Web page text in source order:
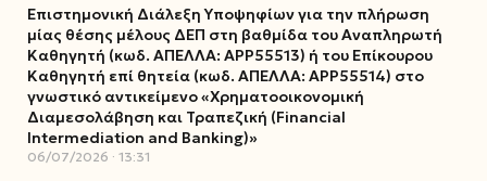
Επιστημονική Διάλεξη Υποψηφίων για την πλήρωση
μίας θέσης μέλους ΔΕΠ στη βαθμίδα του Αναπληρωτή
Καθηγητή (κωδ. ΑΠΕΛΛΑ: ΑΡΡ55513) ή του Επίκουρου
Καθηγητή επί θητεία (κωδ. ΑΠΕΛΛΑ: ΑΡΡ55514) στο
γνωστικό αντικείμενο «Χρηματοοικονομική
Διαμεσολάβηση και Τραπεζική (Financial
Intermediation and Banking)»
06/07/2026 13:31